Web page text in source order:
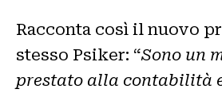
Racconta così il nuovo
stesso Psiker: “Sono un
prestato alla contabilità